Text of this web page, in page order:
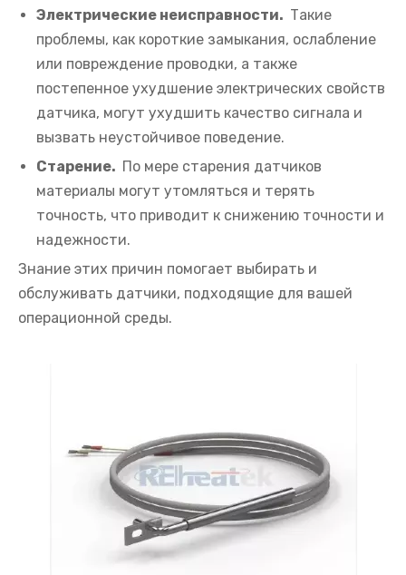
Электрические неисправности. Такие
проблемы, как короткие замыкания, ослабление
или повреждение проводки, а также
постепенное ухудшение электрических свойств
датчика, могут ухудшить качество сигнала и
вызвать неустойчивое поведение.
Старение. По мере старения датчиков
материалы могут утомляться и терять
точность, что приводит к снижению точности и
надежности.
Знание этих причин помогает выбирать и
обслуживать датчики, подходящие для вашей
операционной среды.